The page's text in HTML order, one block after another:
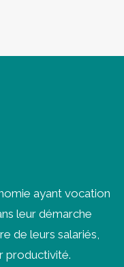
ayant vocation
leur démarche
de leurs salariés,
productivité.